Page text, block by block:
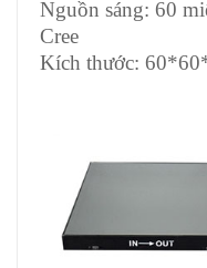
Nguồn sáng: 60
Cree
Kích thước: